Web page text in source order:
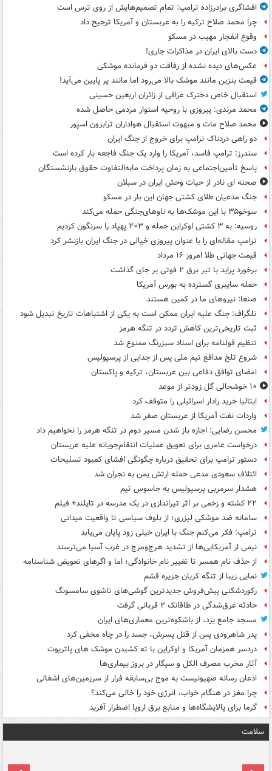
افشاگری برادرزاده ترامپ: تمام تصمیم‌هایش از روی ترس است
چرا محمد صلاح ترکیه را به عربستان و آمریکا ترجیح داد
وقوع انفجار مهیب در مسکو
دست بالای ایران در مذاکرات جاری!
عکس‌های دیده نشده از رفاقت دو فرمانده‌ موشکی
قیمت بنزین مانند موشک بالا می‌رود اما مانند پر پایین می‌آید!
استقبال خاص دخترک عراقی از زائران اربعین حسینی
محمد مرندی: پیروزی با روحیه استوار مردمی حاصل شده
محمد صلاح مات و مبهوت استقبال هواداران ترابزون اسپور
دو راهی دردناک ترامپ برای خروج از جنگ ایران
سندرز: ترامپ فاسد، آمریکا را وارد یک جنگ فاجعه بار کرده است
پاسخ تأمین‌اجتماعی به زمان پرداخت مابه‌التفاوت حقوق بازنشستگان
صحنه ای نادر از حیات وحش ایران در سبلان
جنگ مدعیان طلای کشتی جهان این بار در مسکو
سوخو۳۵ با این موشک‌ها به ناوهای‌جنگی حمله می‌کند
روسیه: به ۳ کشتی اوکراین حمله و ۲۰۳ پهپاد را سرنگون کردیم
ترامپ مقاله‌ای را با عنوان پیروزی خیالی در جنگ ایران بازنشر کرد
قیمت جهانی طلا امروز ۱۶ مرداد
برخورد پراید با تیر برق ۲ فوتی بر جای گذاشت
حمله سایبری گسترده به بورس آمریکا
صنعا: نیروهای ما در کمین‌ هستند
تلگراف: جنگ علیه ایران ممکن است به یکی از اشتباهات تاریخ تبدیل شود
ثبت تاریخی‌ترین کاهش تردد در تنگه هرمز
تنظیم قولنامه برای اسناد سبزرنگ ممنوع شد
شروع تلخ مدافع تیم ملی پس از جدایی از پرسپولیس
امضای توافق دفاعی بین عربستان، ترکیه و پاکستان
۱۰ خوشحالی گل زودتر از موعد
ایتالیا خرید رادار اسرائیلی را متوقف کرد
واردات نفت آمریکا از عربستان صفر شد
محسن رضایی: اجازه باز شدن مسیر دوم در تنگه هرمز را نخواهیم داد
درخواست عامری برای تعویق عملیات انتقام‌جویانه علیه عربستان
دستور ترامپ برای تحقیق درباره چگونگی افشای کمبود تسلیحات
ائتلاف سعودی مدعی حمله ارتش یمن به نجران شد
هشدار سرمربی پرسپولیس به جاسوس تیم
۲۲ کشته و زخمی بر اثر تیراندازی در یک مدرسه در تایلند+ فیلم
سامانه ضد موشکی لیزری؛ از بلوف سیاسی تا واقعیت میدانی
ترامپ: فکر می‌کنم جنگ با ایران خیلی زود پایان می‌یابد
نیمی از آمریکایی‌ها از تشدید هرج‌ومرج در غرب آسیا می‌ترسند
از حذف نام همسر تا تغییر نام خانوادگی؛ اما و اگرهای تعویض شناسنامه
نمایی زیبا از تنگه کریان جزیره قشم
رکوردشکنی پیش‌فروش جدیدترین گوشی‌های تاشوی سامسونگ
حادثه غرق‌شدگی در طاقانک ۲ قربانی گرفت
مسجد جامع یزد، از باشکوه‌ترین معماری‌های ایران
پدر شاهرودی پس از قتل پسرش، جسد را در چاه مخفی کرد
دردسر همزمان آمریکا و اوکراین با ته کشیدن موشک های پاتریوت
آثار مخرب مصرف الکل و سیگار در بروز بیماری‌ها
اذعان رسانه صهیونیست به موج بی‌سابقه فرار از سرزمین‌های اشغالی
چرا مغز در هنگام خواب، انرژی خود را خالی می‌کند؟
گرما برای پالایشگاه‌ها و منابع برق اروپا اضطرار آفرید
سلامت